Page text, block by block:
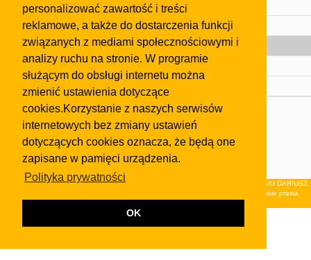
personalizować zawartość i treści
reklamowe, a także do dostarczenia funkcji
związanych z mediami społecznościowymi i
analizy ruchu na stronie. W programie
służącym do obsługi internetu można
zmienić ustawienia dotyczące
cookies.Korzystanie z naszych serwisów
internetowych bez zmiany ustawień
dotyczących cookies oznacza, że będą one
zapisane w pamięci urządzenia.
Polityka prywatności
OK
Olkusz
Kontakt
Strefa dla biznesu
Biura nieruchomości
Dealerzy i autokomisy
Skontaktuj się z nami
regulaminuiPolityki Prywatności.
Klauzula FB
© 2026Wydawnictwo NEON sp. z o.o. (dawniej: FIRMA NEON MAREK KLUCZEWSKI DARIUSZ
KRAWCZYK s.c.) z siedzibą w Olkuszu, ul.Żuradzka 15, 32-300 Olkusz . Wszystkie prawa